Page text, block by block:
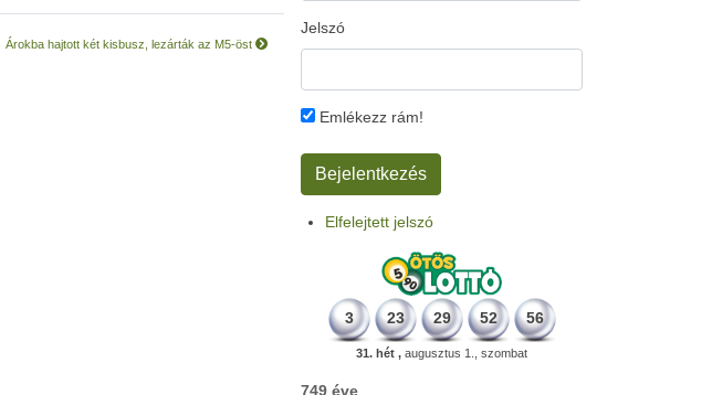
Árokba hajtott két kisbusz, lezárták az M5-öst
Jelszó
Emlékezz rám!
Elfelejtett jelszó
3 23 29 52 56
31. hét , augusztus 1., szombat